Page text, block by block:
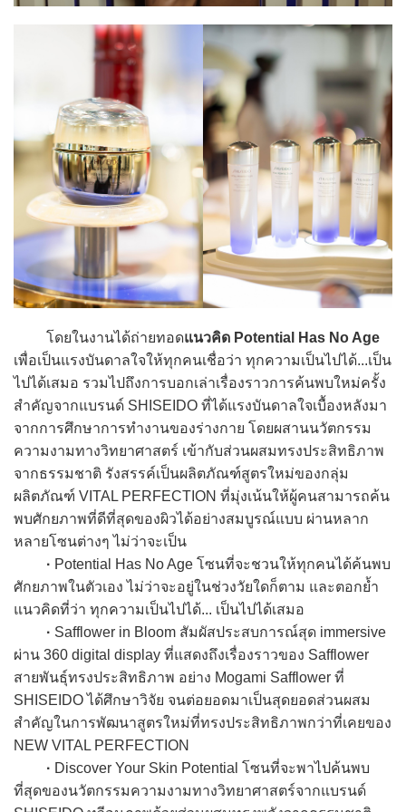
โดยในงานได้ถ่ายทอดแนวคิด Potential Has No Age
เพื่อเป็นแรงบันดาลใจให้ทุกคนเชื่อว่า ทุกความเป็นไปได้...เป็น
ไปได้เสมอ รวมไปถึงการบอกเล่าเรื่องราวการค้นพบใหม่ครั้ง
สำคัญจากแบรนด์ SHISEIDO ที่ได้แรงบันดาลใจเบื้องหลังมา
จากการศึกษาการทำงานของร่างกาย โดยผสานนวัตกรรม
ความงามทางวิทยาศาสตร์ เข้ากับส่วนผสมทรงประสิทธิภาพ
จากธรรมชาติ รังสรรค์เป็นผลิตภัณฑ์สูตรใหม่ของกลุ่ม
ผลิตภัณฑ์ VITAL PERFECTION ที่มุ่งเน้นให้ผู้คนสามารถค้น
พบศักยภาพที่ดีที่สุดของผิวได้อย่างสมบูรณ์แบบ ผ่านหลาก
หลายโซนต่างๆ ไม่ว่าจะเป็น
· Potential Has No Age โซนที่จะชวนให้ทุกคนได้ค้นพบ
ศักยภาพในตัวเอง ไม่ว่าจะอยู่ในช่วงวัยใดก็ตาม และตอกย้ำ
แนวคิดที่ว่า ทุกความเป็นไปได้... เป็นไปได้เสมอ
· Safflower in Bloom สัมผัสประสบการณ์สุด immersive
ผ่าน 360 digital display ที่แสดงถึงเรื่องราวของ Safflower
สายพันธุ์ทรงประสิทธิภาพ อย่าง Mogami Safflower ที่
SHISEIDO ได้ศึกษาวิจัย จนต่อยอดมาเป็นสุดยอดส่วนผสม
สำคัญในการพัฒนาสูตรใหม่ที่ทรงประสิทธิภาพกว่าที่เคยของ
NEW VITAL PERFECTION
· Discover Your Skin Potential โซนที่จะพาไปค้นพบ
ที่สุดของนวัตกรรมความงามทางวิทยาศาสตร์จากแบรนด์